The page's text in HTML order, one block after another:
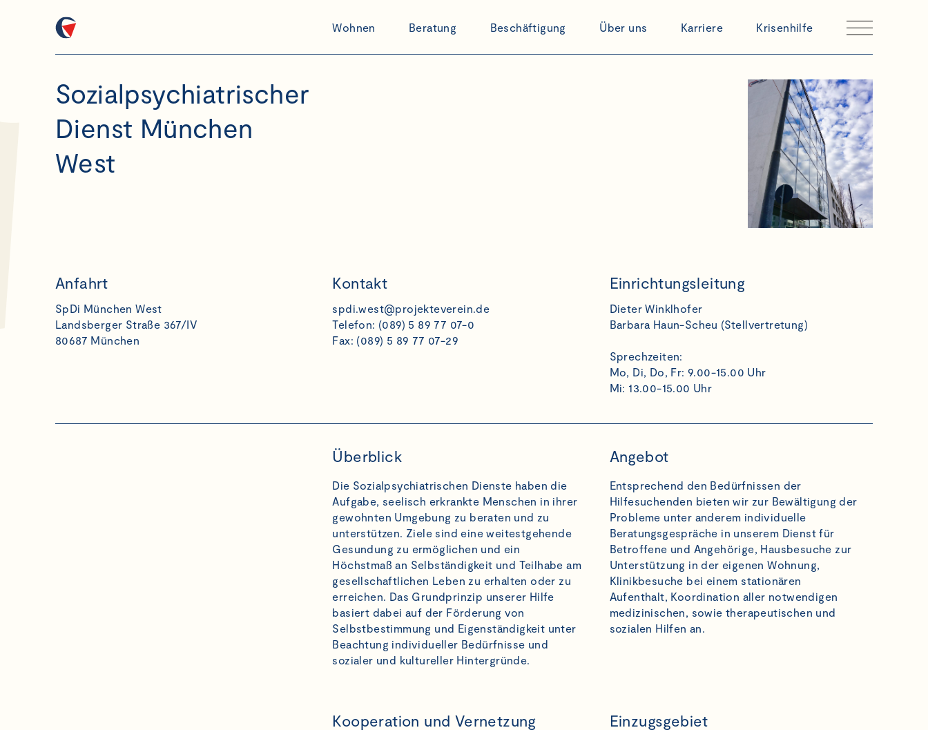
Wohnen Beratung Beschäftigung Über uns Karriere Krisenhilfe
Sozialpsychiatrischer
Dienst München
West
Anfahrt
SpDi München West
Landsberger Straße 367/IV
80687 München
Kontakt
spdi.west@projekteverein.de
Telefon: (089) 5 89 77 07-0
Fax: (089) 5 89 77 07-29
Einrichtungsleitung
Dieter Winklhofer
Barbara Haun-Scheu (Stellvertretung)
Sprechzeiten:
Mo, Di, Do, Fr: 9.00-15.00 Uhr
Mi: 13.00-15.00 Uhr
Überblick
Die Sozialpsychiatrischen Dienste haben die
Aufgabe, seelisch erkrankte Menschen in ihrer
gewohnten Umgebung zu beraten und zu
unterstützen. Ziele sind eine weitestgehende
Gesundung zu ermöglichen und ein
Höchstmaß an Selbständigkeit und Teilhabe am
gesellschaftlichen Leben zu erhalten oder zu
erreichen. Das Grundprinzip unserer Hilfe
basiert dabei auf der Förderung von
Selbstbestimmung und Eigenständigkeit unter
Beachtung individueller Bedürfnisse und
sozialer und kultureller Hintergründe.
Angebot
Entsprechend den Bedürfnissen der
Hilfesuchenden bieten wir zur Bewältigung der
Probleme unter anderem individuelle
Beratungsgespräche in unserem Dienst für
Betroffene und Angehörige, Hausbesuche zur
Unterstützung in der eigenen Wohnung,
Klinikbesuche bei einem stationären
Aufenthalt, Koordination aller notwendigen
medizinischen, sowie therapeutischen und
sozialen Hilfen an.
Kooperation und Vernetzung Einzugsgebiet